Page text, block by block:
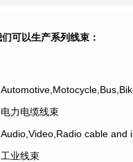
可以生产系列线束：
力电缆线束
cable and
业线束